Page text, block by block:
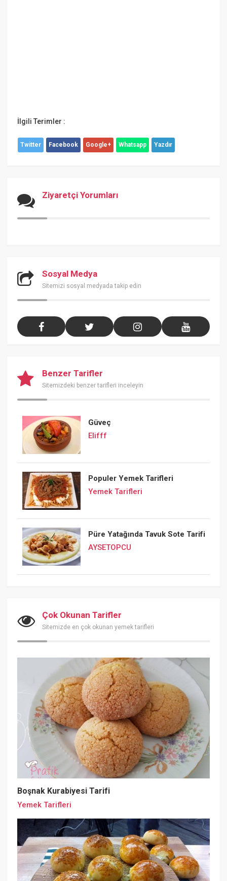
İlgili Terimler :
Twitter Facebook Google+ Whatsapp Yazdır
Ziyaretçi Yorumları
Sosyal Medya
Sitemizi sosyal medyada takip edin
Benzer Tarifler
Sitemizdeki benzer tarifleri inceleyin
Güveç
Elifff
Populer Yemek Tarifleri
Yemek Tarifleri
Püre Yatağında Tavuk Sote Tarifi
AYSETOPCU
Çok Okunan Tarifler
Sitemizde en çok okunan yemek tarifleri
Boşnak Kurabiyesi Tarifi
Yemek Tarifleri